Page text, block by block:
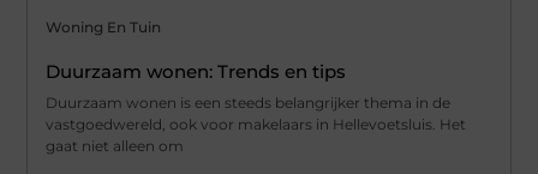
Woning En Tuin
Duurzaam wonen: Trends en tips
Duurzaam wonen is een steeds belangrijker thema in de
vastgoedwereld, ook voor makelaars in Hellevoetsluis. Het
gaat niet alleen om